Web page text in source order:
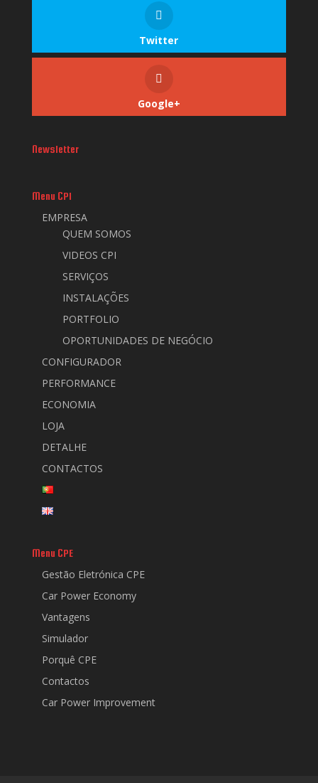
Twitter
Google+
Newsletter
Menu CPI
EMPRESA
QUEM SOMOS
VIDEOS CPI
SERVIÇOS
INSTALAÇÕES
PORTFOLIO
OPORTUNIDADES DE NEGÓCIO
CONFIGURADOR
PERFORMANCE
ECONOMIA
LOJA
DETALHE
CONTACTOS
Menu CPE
Gestão Eletrónica CPE
Car Power Economy
Vantagens
Simulador
Porquê CPE
Contactos
Car Power Improvement